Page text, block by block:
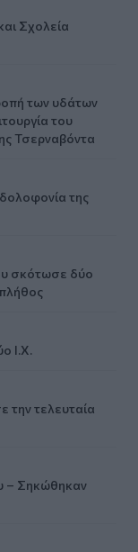
Σχολεία
των υδάτων
του
Τσερναβόντα
της
σκότωσε δύο
Ι.Χ.
την τελευταία
– Σηκώθηκαν